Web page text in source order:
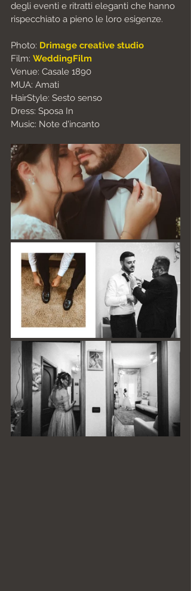
degli eventi e ritratti eleganti che hanno
rispecchiato a pieno le loro esigenze.
Photo: Drimage creative studio
Film: WeddingFilm
Venue: Casale 1890
MUA: Amati
HairStyle: Sesto senso
Dress: Sposa In
Music: Note d'incanto